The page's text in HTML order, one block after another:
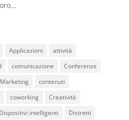
Applicazioni
attività
comunicazione
Conferenze
contenuti
coworking
Creatività
Dispositivi intelligenti Distretti